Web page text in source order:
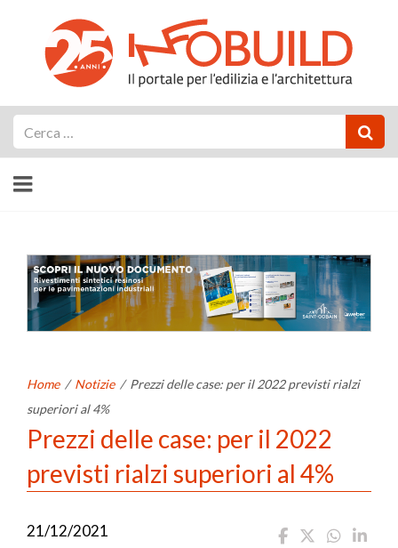
Home / Notizie / Prezzi delle case: per il 2022 previsti rialzi
superiori al 4%
Prezzi delle case: per il 2022
previsti rialzi superiori al 4%
21/12/2021